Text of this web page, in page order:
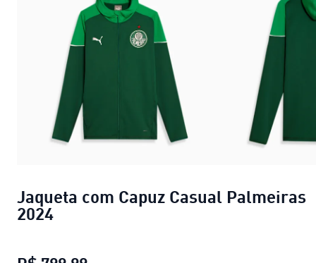
Jaqueta com Capuz Casual Palmeiras
2024